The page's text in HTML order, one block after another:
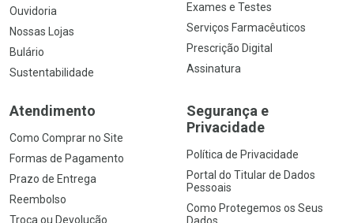
Ouvidoria
Nossas Lojas
Bulário
Sustentabilidade
Exames e Testes
Serviços Farmacêuticos
Prescrição Digital
Assinatura
Atendimento
Como Comprar no Site
Formas de Pagamento
Prazo de Entrega
Reembolso
Troca ou Devolução
Segurança e
Privacidade
Política de Privacidade
Portal do Titular de Dados
Pessoais
Como Protegemos os Seus